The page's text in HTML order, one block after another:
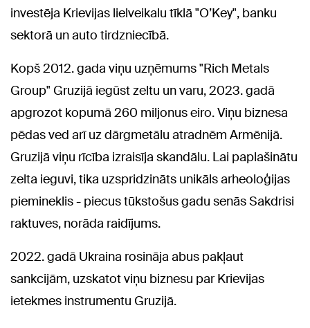
investēja Krievijas lielveikalu tīklā "O’Key", banku
sektorā un auto tirdzniecībā.
Kopš 2012. gada viņu uzņēmums "Rich Metals
Group" Gruzijā iegūst zeltu un varu, 2023. gadā
apgrozot kopumā 260 miljonus eiro. Viņu biznesa
pēdas ved arī uz dārgmetālu atradnēm Armēnijā.
Gruzijā viņu rīcība izraisīja skandālu. Lai paplašinātu
zelta ieguvi, tika uzspridzināts unikāls arheoloģijas
piemineklis - piecus tūkstošus gadu senās Sakdrisi
raktuves, norāda raidījums.
2022. gadā Ukraina rosināja abus pakļaut
sankcijām, uzskatot viņu biznesu par Krievijas
ietekmes instrumentu Gruzijā.